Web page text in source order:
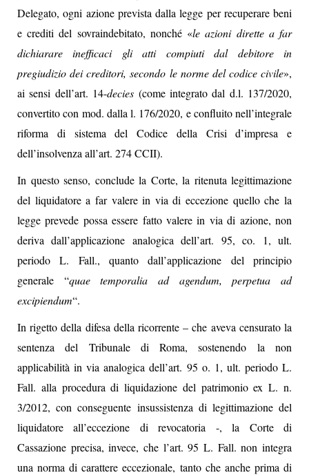
Delegato, ogni azione prevista dalla legge per recuperare beni
e crediti del sovraindebitato, nonché «le azioni dirette a far
dichiarare inefficaci gli atti compiuti dal debitore in
pregiudizio dei creditori, secondo le norme del codice civile»,
ai sensi dell’art. 14-decies (come integrato dal d.l. 137/2020,
convertito con mod. dalla l. 176/2020, e confluito nell’integrale
riforma di sistema del Codice della Crisi d’impresa e
dell’insolvenza all’art. 274 CCII).
In questo senso, conclude la Corte, la ritenuta legittimazione
del liquidatore a far valere in via di eccezione quello che la
legge prevede possa essere fatto valere in via di azione, non
deriva dall’applicazione analogica dell’art. 95, co. 1, ult.
periodo L. Fall., quanto dall’applicazione del principio
generale “quae
temporalia ad agendum, perpetua ad
excipiendum“.
In rigetto della difesa della ricorrente – che aveva censurato la
sentenza del Tribunale di Roma, sostenendo la non
applicabilità in via analogica dell’art. 95 o. 1, ult. periodo L.
Fall. alla procedura di liquidazione del patrimonio ex L. n.
3/2012, con conseguente insussistenza di legittimazione del
liquidatore all’eccezione di revocatoria -, la Corte di
Cassazione precisa, invece, che l’art. 95 L. Fall. non integra
una norma di carattere eccezionale, tanto che anche prima di